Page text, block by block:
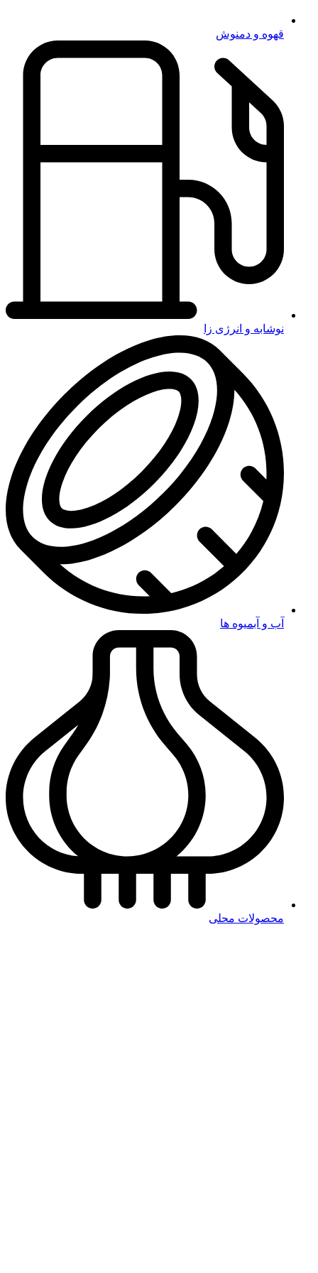
قهوه و دمنوش
نوشابه و انرژی زا
آب و آبمیوه ها
محصولات محلی